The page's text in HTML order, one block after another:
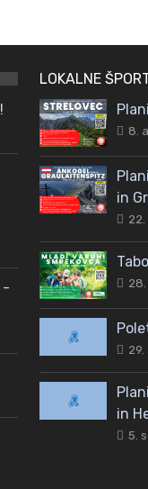
-
LOKALNE
8.
in
in
5.